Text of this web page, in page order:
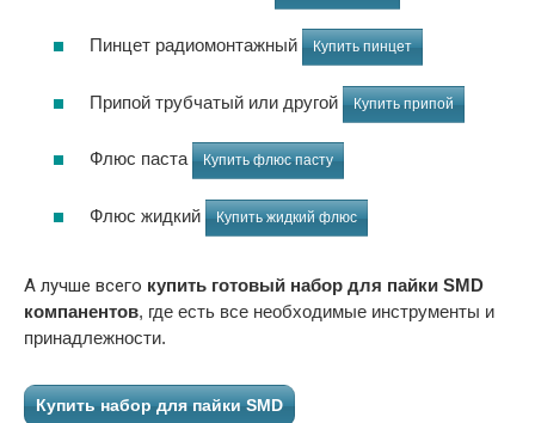
Пинцет радиомонтажный Купить пинцет
Припой трубчатый или другой Купить припой
Флюс паста Купить флюс пасту
Флюс жидкий Купить жидкий флюс
А лучше всего купить готовый набор для пайки SMD
компанентов, где есть все необходимые инструменты и
принадлежности.
Купить набор для пайки SMD